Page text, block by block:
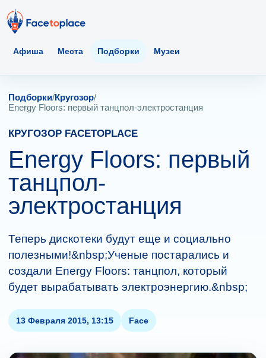
Афиша Места Подборки Музеи
Подборки/Кругозор/
Energy Floors: первый танцпол-электростанция
КРУГОЗОР FACETOPLACE
Energy Floors: первый
танцпол-
электростанция
Теперь дискотеки будут еще и социально
полезными!&nbsp;Ученые постарались и
создали Energy Floors: танцпол, который
будет вырабатывать электроэнергию.&nbsp;
13 Февраля 2015, 13:15 Face